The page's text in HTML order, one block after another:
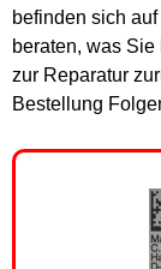
befinden sich
beraten, was
zur Reparatur
Bestellung